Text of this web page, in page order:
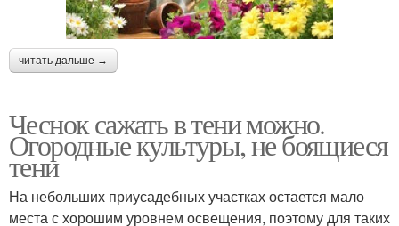
читать дальше →
Чеснок сажать в тени можно.
Огородные культуры, не боящиеся
тени
На небольших приусадебных участках остается мало
места с хорошим уровнем освещения, поэтому для таких